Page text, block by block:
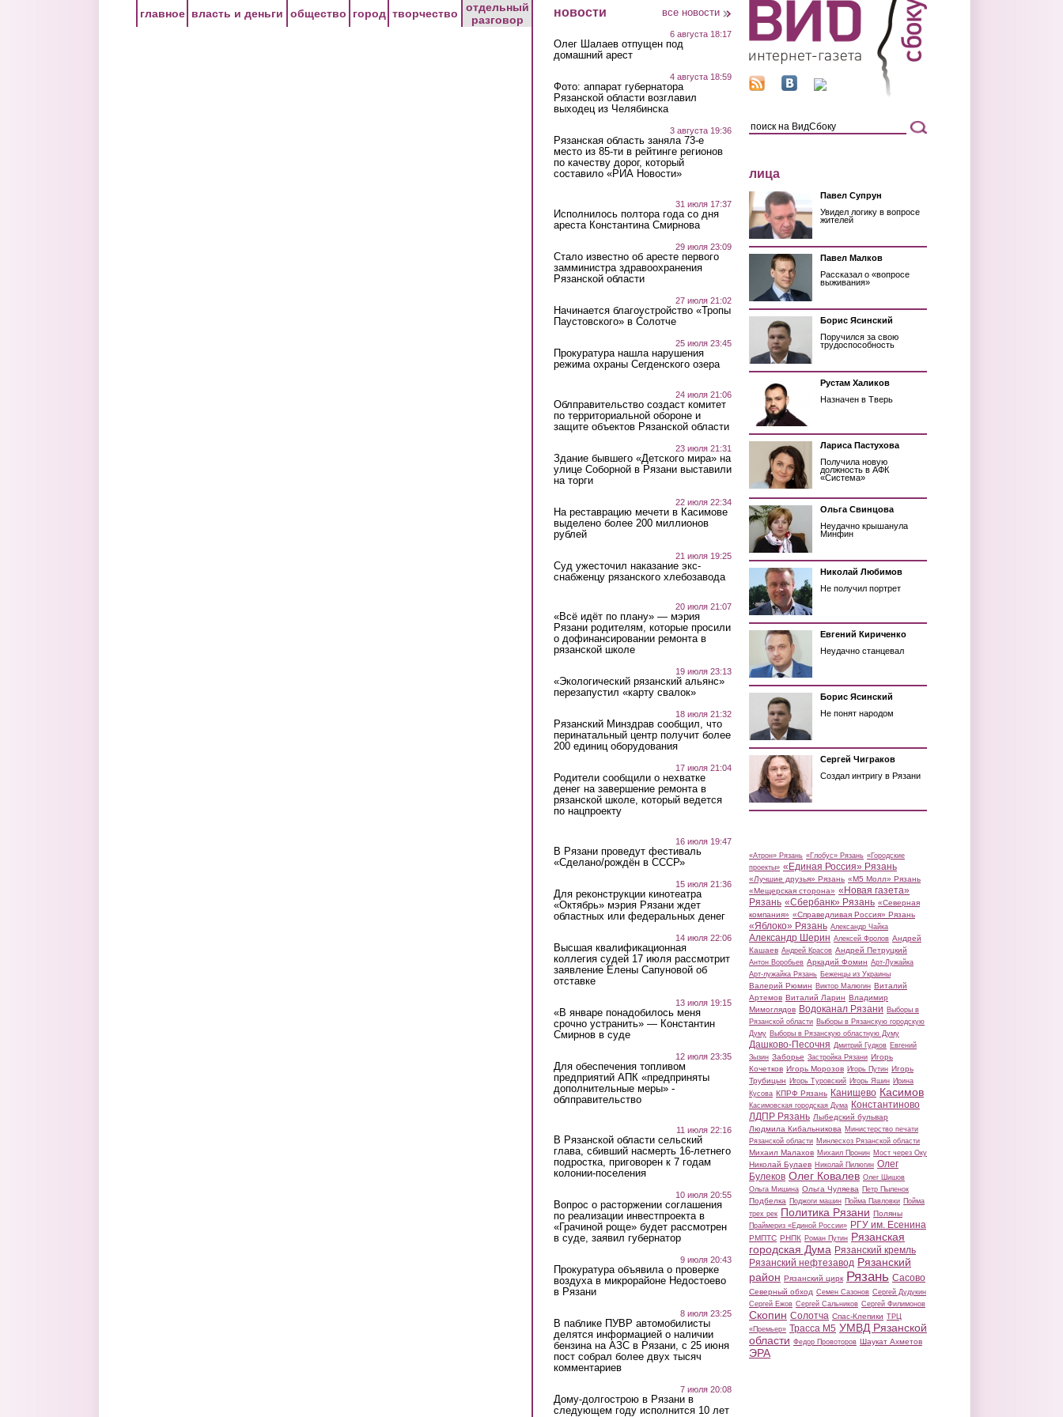
главное власть и деньги общество город творчество
отдельный
разговор
новости все новости
6 августа 18:17
Олег Шалаев отпущен под
домашний арест
4 августа 18:59
Фото: аппарат губернатора
Рязанской области возглавил
выходец из Челябинска
3 августа 19:36
Рязанская область заняла 73-е
место из 85-ти в рейтинге регионов
по качеству дорог, который
составило «РИА Новости»
31 июля 17:37
Исполнилось полтора года со дня
ареста Константина Смирнова
29 июля 23:09
Стало известно об аресте первого
замминистра здравоохранения
Рязанской области
27 июля 21:02
Начинается благоустройство «Тропы
Паустовского» в Солотче
25 июля 23:45
Прокуратура нашла нарушения
режима охраны Сегденского озера
24 июля 21:06
Облправительство создаст комитет
по территориальной обороне и
защите объектов Рязанской области
23 июля 21:31
Здание бывшего «Детского мира» на
улице Соборной в Рязани выставили
на торги
22 июля 22:34
На реставрацию мечети в Касимове
выделено более 200 миллионов
рублей
21 июля 19:25
Суд ужесточил наказание экс-
снабженцу рязанского хлебозавода
20 июля 21:07
«Всё идёт по плану» — мэрия
Рязани родителям, которые просили
о дофинансировании ремонта в
рязанской школе
19 июля 23:13
«Экологический рязанский альянс»
перезапустил «карту свалок»
18 июля 21:32
Рязанский Минздрав сообщил, что
перинатальный центр получит более
200 единиц оборудования
17 июля 21:04
Родители сообщили о нехватке
денег на завершение ремонта в
рязанской школе, который ведется
по нацпроекту
16 июля 19:47
В Рязани проведут фестиваль
«Сделано/рождён в СССР»
15 июля 21:36
Для реконструкции кинотеатра
«Октябрь» мэрия Рязани ждет
областных или федеральных денег
14 июля 22:06
Высшая квалификационная
коллегия судей 17 июля рассмотрит
заявление Елены Сапуновой об
отставке
13 июля 19:15
«В январе понадобилось меня
срочно устранить» — Константин
Смирнов в суде
12 июля 23:35
Для обеспечения топливом
предприятий АПК «предприняты
дополнительные меры» -
облправительство
11 июля 22:16
В Рязанской области сельский
глава, сбивший насмерть 16-летнего
подростка, приговорен к 7 годам
колонии-поселения
10 июля 20:55
Вопрос о расторжении соглашения
по реализации инвестпроекта в
«Грачиной роще» будет рассмотрен
в суде, заявил губернатор
9 июля 20:43
Прокуратура объявила о проверке
воздуха в микрорайоне Недостоево
в Рязани
8 июля 23:25
В паблике ПУВР автомобилисты
делятся информацией о наличии
бензина на АЗС в Рязани, с 25 июня
пост собрал более двух тысяч
комментариев
7 июля 20:08
Дому-долгострою в Рязани в
следующем году исполнится 10 лет
лица
Павел Супрун
Увидел логику в вопросе
жителей
Павел Малков
Рассказал о «вопросе
выживания»
Борис Ясинский
Поручился за свою
трудоспособность
Рустам Халиков
Назначен в Тверь
Лариса Пастухова
Получила новую
должность в АФК
«Система»
Ольга Свинцова
Неудачно крышанула
Минфин
Николай Любимов
Не получил портрет
Евгений Кириченко
Неудачно станцевал
Борис Ясинский
Не понят народом
Сергей Чиграков
Создал интригу в Рязани
«Атрон» Рязань «Глобус» Рязань «Городские
проекты» «Единая Россия» Рязань
«Лучшие друзья» Рязань «М5 Молл» Рязань
«Мещерская сторона» «Новая газета»
Рязань «Сбербанк» Рязань «Северная
компания» «Справедливая Россия» Рязань
«Яблоко» Рязань Александр Чайка
Александр Шерин Алексей Фролов Андрей
Кашаев Андрей Красов Андрей Петруцкий
Антон Воробьев Аркадий Фомин Арт-Лужайка
Арт-лужайка Рязань Беженцы из Украины
Валерий Рюмин Виктор Малюгин Виталий
Артемов Виталий Ларин Владимир
Мимоглядов Водоканал Рязани Выборы в
Рязанской области Выборы в Рязанскую городскую
Думу Выборы в Рязанскую областную Думу
Дашково-Песочня Дмитрий Гудков Евгений
Зызин Заборье Застройка Рязани Игорь
Кочетков Игорь Морозов Игорь Путин Игорь
Трубицын Игорь Туровский Игорь Яшин Ирина
Кусова КПРФ Рязань Канищево Касимов
Касимовская городская Дума Константиново
ЛДПР Рязань Лыбедский бульвар
Людмила Кибальникова Министерство печати
Рязанской области Минлесхоз Рязанской области
Михаил Малахов Михаил Пронин Мост через Оку
Николай Булаев Николай Пилюгин Олег
Булеков Олег Ковалев Олег Шишов
Ольга Мишина Ольга Чуляева Петр Пыленок
Подбелка Поджоги машин Пойма Павловки Пойма
трех рек Политика Рязани Поляны
Праймериз «Единой России» РГУ им. Есенина
РМПТС РНПК Роман Путин Рязанская
городская Дума Рязанский кремль
Рязанский нефтезавод Рязанский
район Рязанский цирк Рязань Сасово
Северный обход Семен Сазонов Сергей Дудукин
Сергей Ежов Сергей Сальников Сергей Филимонов
Скопин Солотча Спас-Клепики ТРЦ
«Премьер» Трасса М5 УМВД Рязанской
области Федор Провоторов Шаукат Ахметов
ЭРА